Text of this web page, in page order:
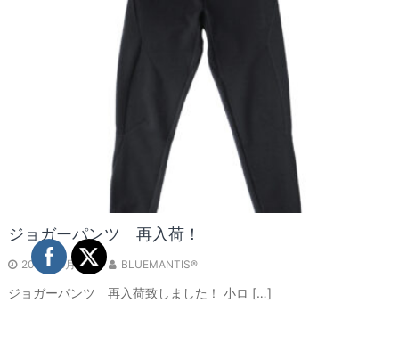
ジョガーパンツ 再入荷！
2023年5月8日 BLUEMANTIS®
ジョガーパンツ 再入荷致しました！ 小ロ […]